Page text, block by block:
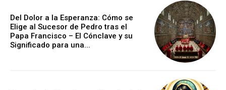
Del Dolor a la Esperanza: Cómo se
Elige al Sucesor de Pedro tras el
Papa Francisco – El Cónclave y su
Significado para una...